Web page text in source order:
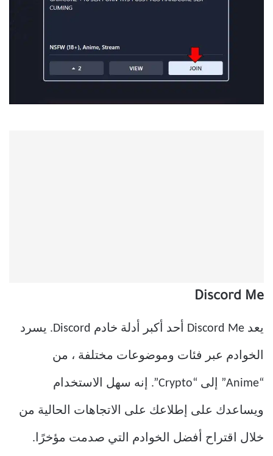
Discord Me
يعد Discord Me أحد أكبر أدلة خادم Discord. يسرد
الخوادم عبر فئات وموضوعات مختلفة ، من
“Anime” إلى “Crypto”. إنه سهل الاستخدام
ويساعدك على إطلاعك على الاتجاهات الحالية من
خلال اقتراح أفضل الخوادم التي صدمت مؤخرًا.